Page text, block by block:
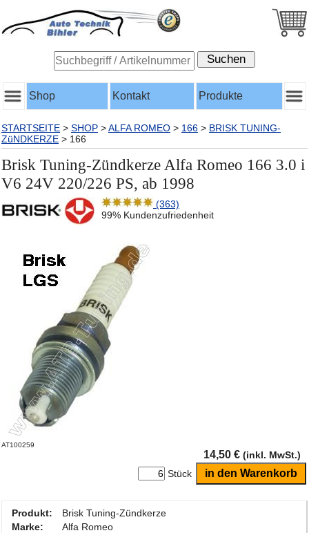
Shop Kontakt Produkte
STARTSEITE > SHOP >ALFA ROMEO > 166 > BRISK TUNING-
ZüNDKERZE > 166
Brisk Tuning-Zündkerze Alfa Romeo 166 3.0 i
V6 24V 220/226 PS, ab 1998
(363)
99% Kundenzufriedenheit
AT100259
14,50 € (inkl. MwSt.)
Stück
Produkt:
Brisk Tuning-Zündkerze
Marke:
Alfa Romeo